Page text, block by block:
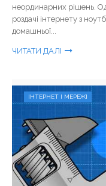
неординарних рішень.
роздачі інтернету з
домашньої...
ЧИТАТИ ДАЛІ
ІНТЕРНЕТ І МЕРЕЖІ